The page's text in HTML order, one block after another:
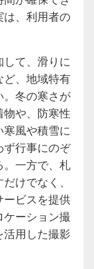
は、利用者の
して、滑りに
ど、地域特有
。冬の寒さが
や、防寒性
風や積雪に
ず行事にのぞ
。一方で、札
けでなく、
ービスを提供
ーション撮
用した撮影